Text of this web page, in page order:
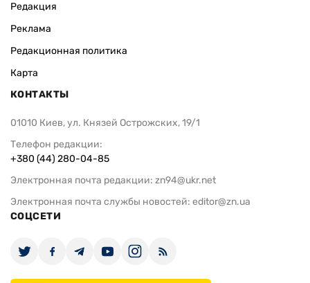
Редакция
Реклама
Редакционная политика
Карта
КОНТАКТЫ
01010 Киев, ул. Князей Острожских, 19/1
Телефон редакции:
+380 (44) 280-04-85
Электронная почта редакции: zn94@ukr.net
Электронная почта службы новостей: editor@zn.ua
СОЦСЕТИ